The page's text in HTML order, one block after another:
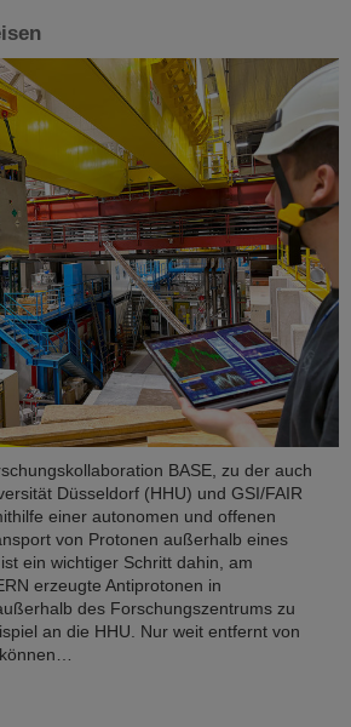
BASE, zu der auch
Düsseldorf (HHU) und GSI/FAIR
einer autonomen und offenen
von Protonen außerhalb eines
ein wichtiger Schritt dahin, am
erzeugte Antiprotonen in
des Forschungszentrums zu
an die HHU. Nur weit entfernt von